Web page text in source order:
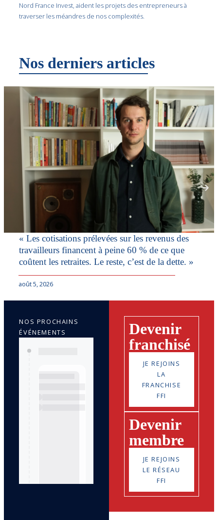
Nord France Invest, aident les projets des entrepreneurs à
traverser les méandres de nos complexités.
Nos derniers articles
« Les cotisations prélevées sur les revenus des
travailleurs financent à peine 60 % de ce que
coûtent les retraites. Le reste, c’est de la dette. »
août 5, 2026
Devenir
franchisé
JE REJOINS
LA
FRANCHISE
FFI
Devenir
membre
JE REJOINS
LE RÉSEAU
FFI
NOS PROCHAINS
ÉVÉNEMENTS